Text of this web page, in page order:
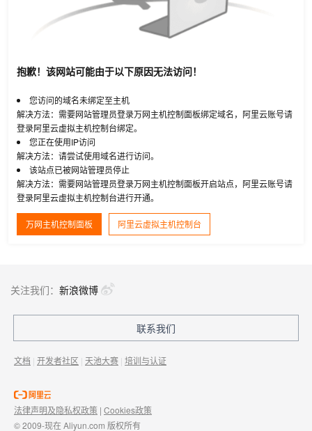
抱歉！该网站可能由于以下原因无法访问！
您访问的域名未绑定至主机
解决方法：需要网站管理员登录万网主机控制面板绑定域名，阿里云账号请
登录阿里云虚拟主机控制台绑定。
您正在使用IP访问
解决方法：请尝试使用域名进行访问。
该站点已被网站管理员停止
解决方法：需要网站管理员登录万网主机控制面板开启站点，阿里云账号请
登录阿里云虚拟主机控制台进行开通。
万网主机控制面板 阿里云虚拟主机控制台